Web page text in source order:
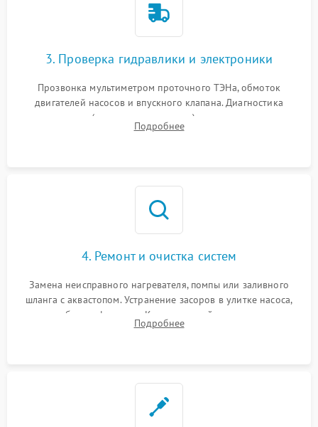
3. Проверка гидравлики и электроники
Прозвонка мультиметром проточного ТЭНа, обмоток
двигателей насосов и впускного клапана. Диагностика
прессостата (датчика уровня воды), датчика мутности,
концевика дверцы и электронного модуля управления.
Подробнее
4. Ремонт и очистка систем
Замена неисправного нагревателя, помпы или заливного
шланга с аквастопом. Устранение засоров в улитке насоса,
патрубках и фильтрах. Компонентный ремонт платы
управления, восстановление поврежденной проводки.
Подробнее